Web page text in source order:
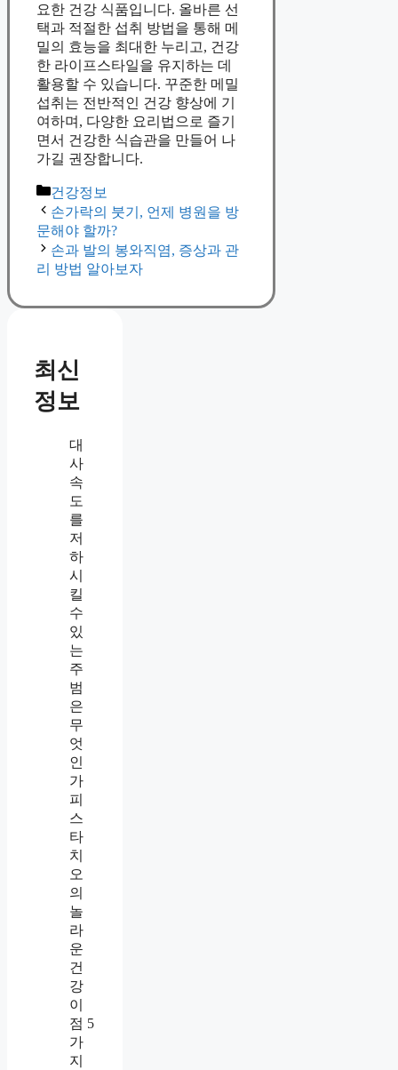
요한 건강 식품입니다. 올바른 선
택과 적절한 섭취 방법을 통해 메
밀의 효능을 최대한 누리고, 건강
한 라이프스타일을 유지하는 데
활용할 수 있습니다. 꾸준한 메밀
섭취는 전반적인 건강 향상에 기
여하며, 다양한 요리법으로 즐기
면서 건강한 식습관을 만들어 나
가길 권장합니다.
Categories
건강정보
손가락의 붓기, 언제 병원을 방
문해야 할까?
손과 발의 봉와직염, 증상과 관
리 방법 알아보자
최신
정보
대
사
속
도
를
저
하
시
킬
수
있
는
주
범
은
무
엇
인
가
피
스
타
치
오
의
놀
라
운
건
강
이
점 5
가
지